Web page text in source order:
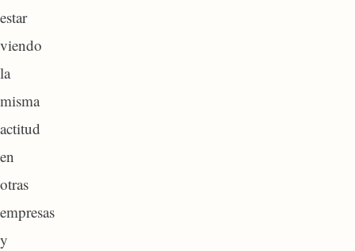
estar
viendo
la
misma
actitud
en
otras
empresas
y